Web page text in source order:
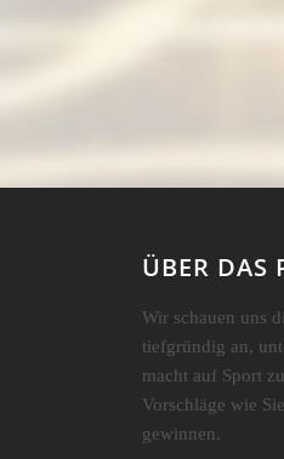
ÜBER DAS
Wir schauen uns
tiefgründig an,
macht auf Sport
Vorschläge wie
gewinnen.